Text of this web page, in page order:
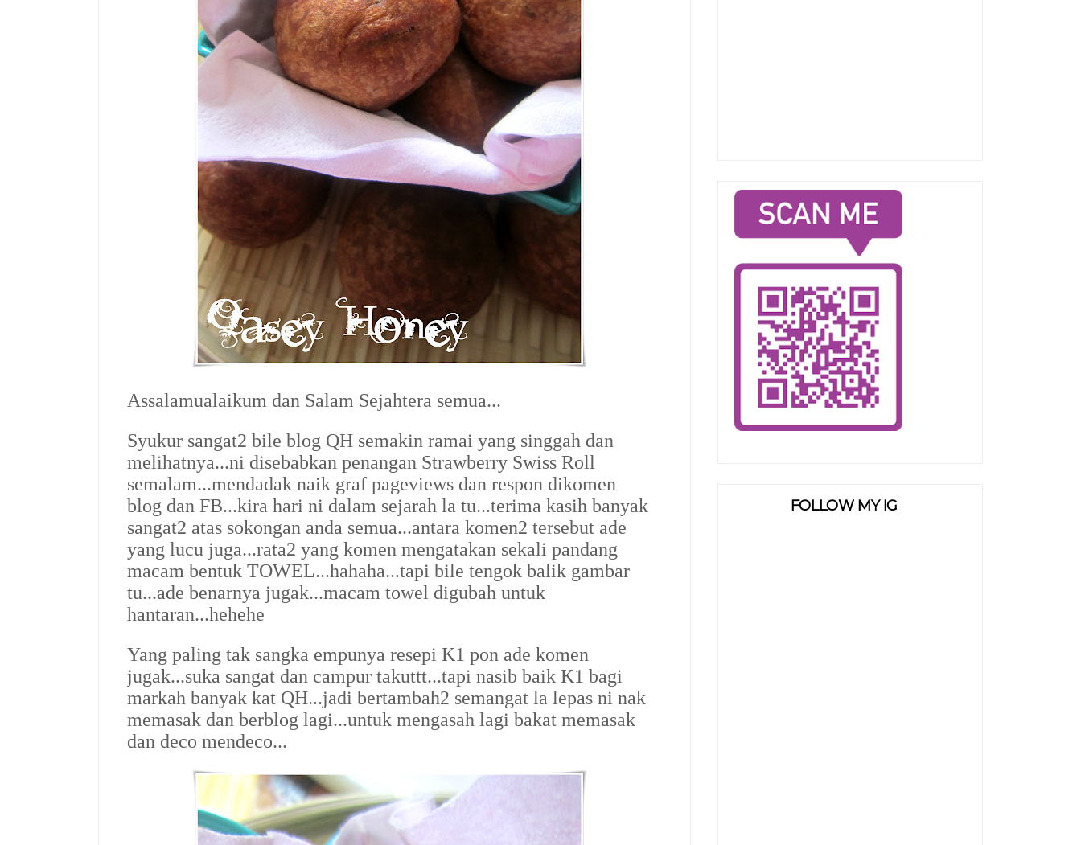
Assalamualaikum dan Salam Sejahtera semua...
Syukur sangat2 bile blog QH semakin ramai yang singgah dan
melihatnya...ni disebabkan penangan Strawberry Swiss Roll
semalam...mendadak naik graf pageviews dan respon dikomen
blog dan FB...kira hari ni dalam sejarah la tu...terima kasih banyak
sangat2 atas sokongan anda semua...antara komen2 tersebut ade
yang lucu juga...rata2 yang komen mengatakan sekali pandang
macam bentuk TOWEL...hahaha...tapi bile tengok balik gambar
tu...ade benarnya jugak...macam towel digubah untuk
hantaran...hehehe
Yang paling tak sangka empunya resepi K1 pon ade komen
jugak...suka sangat dan campur takuttt...tapi nasib baik K1 bagi
markah banyak kat QH...jadi bertambah2 semangat la lepas ni nak
memasak dan berblog lagi...untuk mengasah lagi bakat memasak
dan deco mendeco...
FOLLOW MY IG